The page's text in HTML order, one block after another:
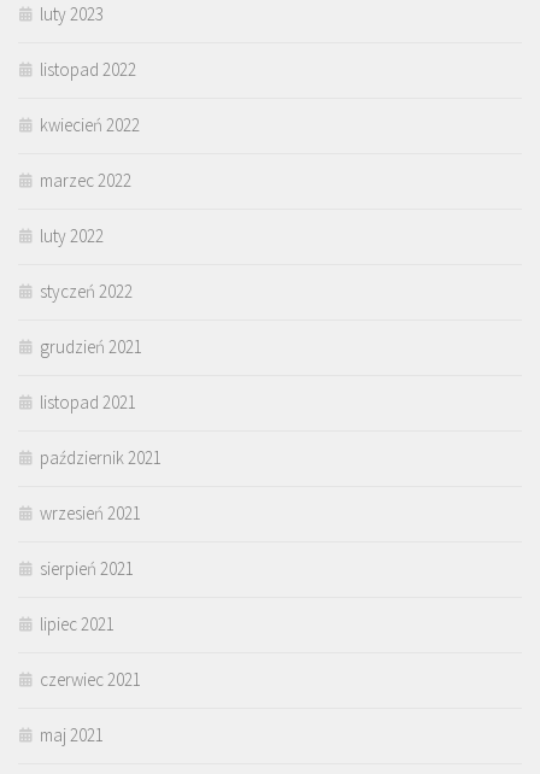
luty 2023
listopad 2022
kwiecień 2022
marzec 2022
luty 2022
styczeń 2022
grudzień 2021
listopad 2021
październik 2021
wrzesień 2021
sierpień 2021
lipiec 2021
czerwiec 2021
maj 2021